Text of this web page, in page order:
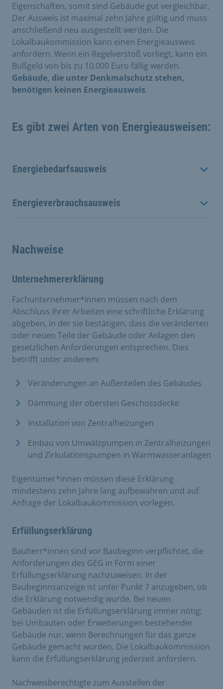
Eigenschaften, somit sind Gebäude gut vergleichbar.
Der Ausweis ist maximal zehn Jahre gültig und muss
anschließend neu ausgestellt werden. Die
Lokalbaukommission kann einen Energieausweis
anfordern. Wenn ein Regelverstoß vorliegt, kann ein
Bußgeld von bis zu 10.000 Euro fällig werden.
Gebäude, die unter Denkmalschutz stehen,
benötigen keinen Energieausweis.
Es gibt zwei Arten von Energieausweisen:
Energiebedarfsausweis
Energieverbrauchsausweis
Nachweise
Unternehmererklärung
Fachunternehmer*innen müssen nach dem
Abschluss ihrer Arbeiten eine schriftliche Erklärung
abgeben, in der sie bestätigen, dass die veränderten
oder neuen Teile der Gebäude oder Anlagen den
gesetzlichen Anforderungen entsprechen. Dies
betrifft unter anderem:
Veränderungen an Außenteilen des Gebäudes
Dämmung der obersten Geschossdecke
Installation von Zentralheizungen
Einbau von Umwälzpumpen in Zentralheizungen
und Zirkulationspumpen in Warmwasseranlagen
Eigentümer*innen müssen diese Erklärung
mindestens zehn Jahre lang aufbewahren und auf
Anfrage der Lokalbaukommission vorlegen.
Erfüllungserklärung
Bauherr*innen sind vor Baubeginn verpflichtet, die
Anforderungen des GEG in Form einer
Erfüllungserklärung nachzuweisen. In der
Baubeginnsanzeige ist unter Punkt 7 anzugeben, ob
die Erklärung notwendig wurde. Bei neuen
Gebäuden ist die Erfüllungserklärung immer nötig;
bei Umbauten oder Erweiterungen bestehender
Gebäude nur, wenn Berechnungen für das ganze
Gebäude gemacht wurden. Die Lokalbaukommission
kann die Erfüllungserklärung jederzeit anfordern.
Nachweisberechtigte zum Ausstellen der